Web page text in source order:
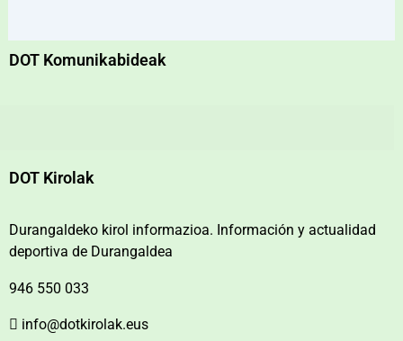
DOT Komunikabideak
DOT Kirolak
Durangaldeko kirol informazioa. Información y actualidad
deportiva de Durangaldea
946 550 033
info@dotkirolak.eus